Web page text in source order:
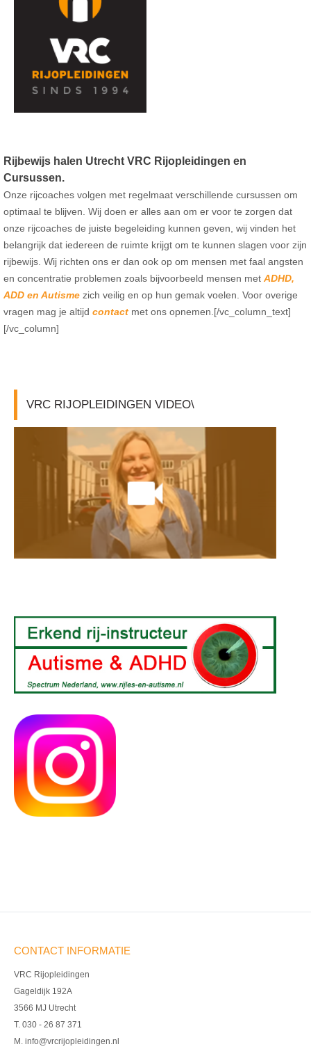
Rijbewijs halen Utrecht VRC Rijopleidingen en
Cursussen.
Onze rijcoaches volgen met regelmaat verschillende cursussen om
optimaal te blijven. Wij doen er alles aan om er voor te zorgen dat
onze rijcoaches de juiste begeleiding kunnen geven, wij vinden het
belangrijk dat iedereen de ruimte krijgt om te kunnen slagen voor zijn
rijbewijs. Wij richten ons er dan ook op om mensen met faal angsten
en concentratie problemen zoals bijvoorbeeld mensen met ADHD,
ADD en Autisme zich veilig en op hun gemak voelen. Voor overige
vragen mag je altijd contact met ons opnemen.[/vc_column_text]
[/vc_column]
VRC RIJOPLEIDINGEN VIDEO\
CONTACT INFORMATIE
VRC Rijopleidingen
Gageldijk 192A
3566 MJ Utrecht
T. 030 - 26 87 371
M. info@vrcrijopleidingen.nl